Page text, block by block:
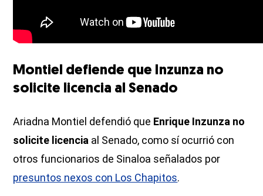
Montiel defiende que Inzunza no
solicite licencia al Senado
Ariadna Montiel defendió que Enrique Inzunza no
solicite licencia al Senado, como sí ocurrió con
otros funcionarios de Sinaloa señalados por
presuntos nexos con Los Chapitos.